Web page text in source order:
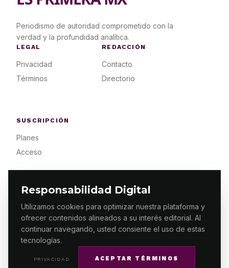
Responsabilidad Digital
Utilizamos cookies para optimizar nuestra plataforma y
ofrecer contenidos alineados a su interés editorial. Al
continuar navegando, usted consiente el uso de estas
tecnologías.
PRIVACIDAD ACEPTAR TÉRMINOS
Periodismo de autoridad comprometido con la
verdad y la profundidad analítica.
LEGAL
Privacidad
Términos
REDACCIÓN
Contacto
Directorio
SUSCRIPCIÓN
Planes
Acceso
© 2026 ES PRIMERA MX. ALGUNOS DERECHOS
RESERVADOS / DESIGNMAKING.MX